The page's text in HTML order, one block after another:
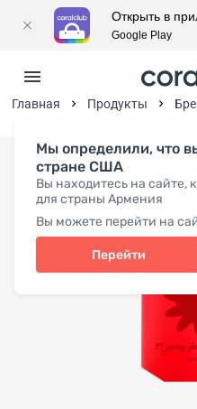
Мы определили, что
стране США
Вы находитесь на сайте,
для страны Армения
Вы можете перейти на
Перейти
Главная Продукты
Открыть в
Google Play